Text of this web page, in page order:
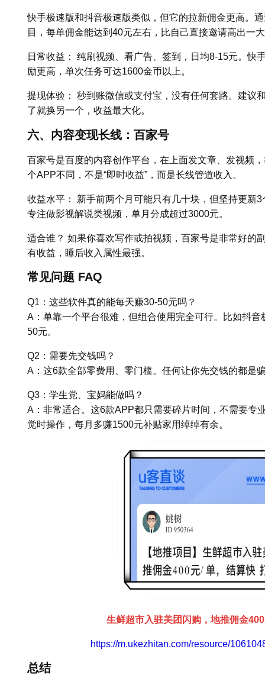
快手极速版和抖音极速版类似，但它的拉新佣金更高。
目，每单佣金能达到40元左右，比自己直接邀请高出一
日常收益： 纯刷视频、看广告、签到，日均8-15元。快
励更高，单次任务可达1600金币以上。
提现体验： 秒到账微信或支付宝，没有任何套路。建
了就换另一个，收益最大化。
六、内容变现长线：百家号
百家号是百度的内容创作平台，在上面发文章、发视频
个APP不同，不是“即时收益”，而是长线管道收入。
收益水平： 新手前两个月可能只有几十块，但坚持更新
专注做影视解说类视频，单月分成超过3000元。
适合谁？ 如果你喜欢写作或拍视频，百家号是非常好的
有收益，睡后收入属性最强。
常见问题 FAQ
Q1：这些软件真的能每天赚30-50元吗？
A：单靠一个平台很难，但组合使用完全可行。比如抖
50元。
Q2：需要先交钱吗？
A：这6款全部零费用、零门槛。任何让你先交钱的都是
Q3：学生党、宝妈能做吗？
A：非常适合。这6款APP都只需要碎片时间，不需要专
觉时操作，每月多赚1500元补贴家用绰绰有余。
生鲜超市入驻美团闪购，地推佣金
https://m.ukezhitan.com/resource/
总结